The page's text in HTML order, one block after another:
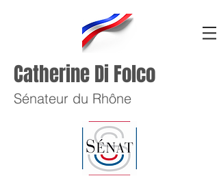
Catherine Di Folco
Sénateur du Rhône